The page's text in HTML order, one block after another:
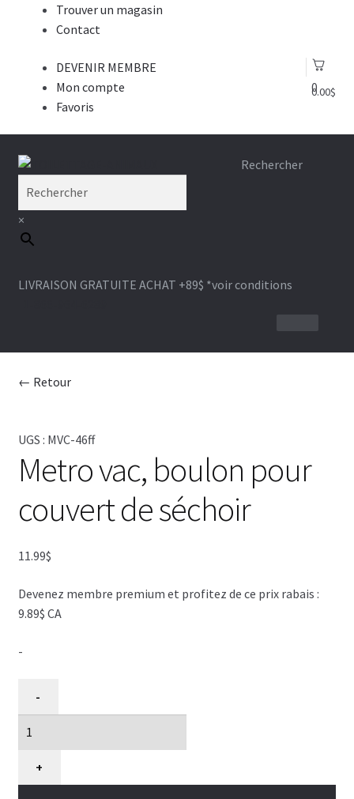
Trouver un magasin
Contact
0
0.00$
DEVENIR MEMBRE
Mon compte
Favoris
Aller
navigation
Aller
Rechercher
×
LIVRAISON GRATUITE ACHAT +89$ *voir conditions
BROSSE
CLIPPER
SÉCHOIR
TABLE
SHAMPOING
TABLIER
← Retour
UGS : MVC-46ff
Metro vac, boulon pour
couvert de séchoir
11.99$
Devenez membre premium et profitez de ce prix rabais :
9.89$ CA
-
Boulon
couvert
de
-
+